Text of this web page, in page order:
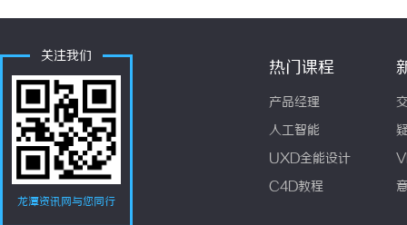
关注我们
龙潭资讯网与您同行
热门课程
产品经理
人工智能
UXD全能设计
C4D教程